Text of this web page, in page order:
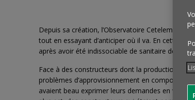
Depuis sa création, l’Observatoire Cetelem
tout en essayant d’anticiper où il va. En cette
après avoir été indissociable de sanitaire deux
Face à des constructeurs dont la production
problèmes d’approvisionnement en composants
avaient beau exprimer leurs demandes en